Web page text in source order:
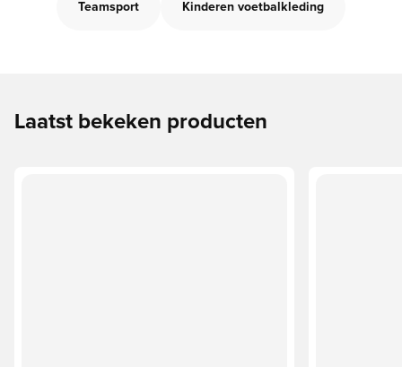
Teamsport Kinderen voetbalkleding
Laatst bekeken producten